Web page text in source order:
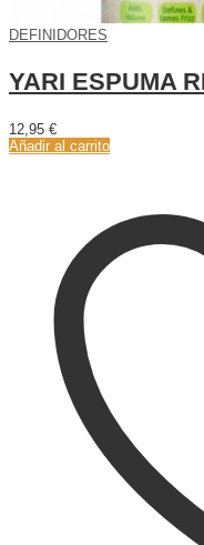
DEFINIDORES
YARI ESPUMA
12,95 €
Añadir al carrito